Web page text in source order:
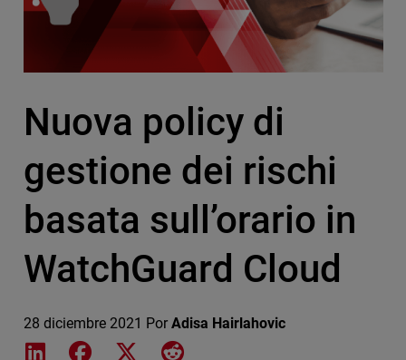
Nuova policy di
gestione dei rischi
basata sull’orario in
WatchGuard Cloud
28 diciembre 2021 Por Adisa Hairlahovic
Share on LinkedIn
Share on Facebook
Share on XShare on Reddit